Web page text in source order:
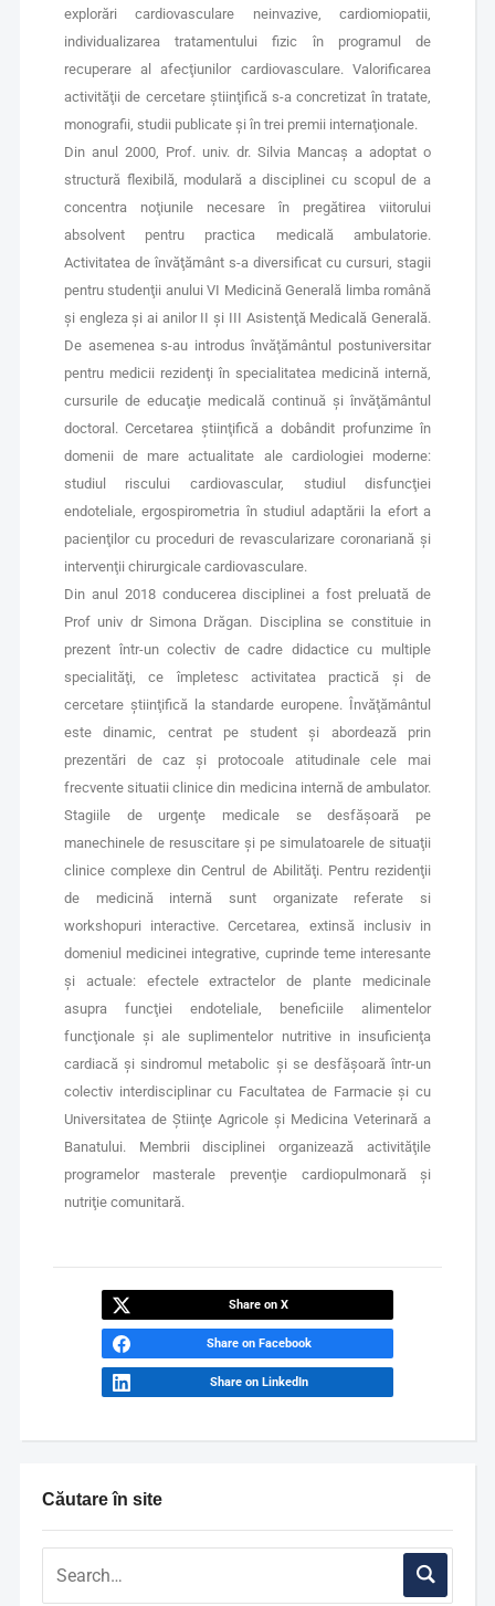
Căutare în site
explorări cardiovasculare neinvazive, cardiomiopatii,
individualizarea tratamentului fizic în programul de
recuperare al afecţiunilor cardiovasculare. Valorificarea
activităţii de cercetare ştiinţifică s-a concretizat în tratate,
monografii, studii publicate şi în trei premii internaţionale.
Din anul 2000, Prof. univ. dr. Silvia Mancaş a adoptat o
structură flexibilă, modulară a disciplinei cu scopul de a
concentra noţiunile necesare în pregătirea viitorului
absolvent pentru practica medicală ambulatorie.
Activitatea de învăţământ s-a diversificat cu cursuri, stagii
pentru studenţii anului VI Medicină Generală limba română
şi engleza şi ai anilor II şi III Asistenţă Medicală Generală.
De asemenea s-au introdus învăţământul postuniversitar
pentru medicii rezidenţi în specialitatea medicină internă,
cursurile de educaţie medicală continuă şi învăţământul
doctoral. Cercetarea ştiinţifică a dobândit profunzime în
domenii de mare actualitate ale cardiologiei moderne:
studiul riscului cardiovascular, studiul disfuncţiei
endoteliale, ergospirometria în studiul adaptării la efort a
pacienţilor cu proceduri de revascularizare coronariană şi
intervenţii chirurgicale cardiovasculare.
Din anul 2018 conducerea disciplinei a fost preluată de
Prof univ dr Simona Drăgan. Disciplina se constituie in
prezent într-un colectiv de cadre didactice cu multiple
specialităţi, ce împletesc activitatea practică şi de
cercetare ştiinţifică la standarde europene. Învăţământul
este dinamic, centrat pe student şi abordează prin
prezentări de caz şi protocoale atitudinale cele mai
frecvente situatii clinice din medicina internă de ambulator.
Stagiile de urgenţe medicale se desfăşoară pe
manechinele de resuscitare şi pe simulatoarele de situaţii
clinice complexe din Centrul de Abilităţi. Pentru rezidenţii
de medicină internă sunt organizate referate si
workshopuri interactive. Cercetarea, extinsă inclusiv in
domeniul medicinei integrative, cuprinde teme interesante
şi actuale: efectele extractelor de plante medicinale
asupra funcţiei endoteliale, beneficiile alimentelor
funcţionale şi ale suplimentelor nutritive in insuficienţa
cardiacă şi sindromul metabolic şi se desfăşoară într-un
colectiv interdisciplinar cu Facultatea de Farmacie şi cu
Universitatea de Ştiinţe Agricole şi Medicina Veterinară a
Banatului. Membrii disciplinei organizează activităţile
programelor masterale prevenţie cardiopulmonară şi
nutriţie comunitară.
Share on X
Share on Facebook
Share on LinkedIn